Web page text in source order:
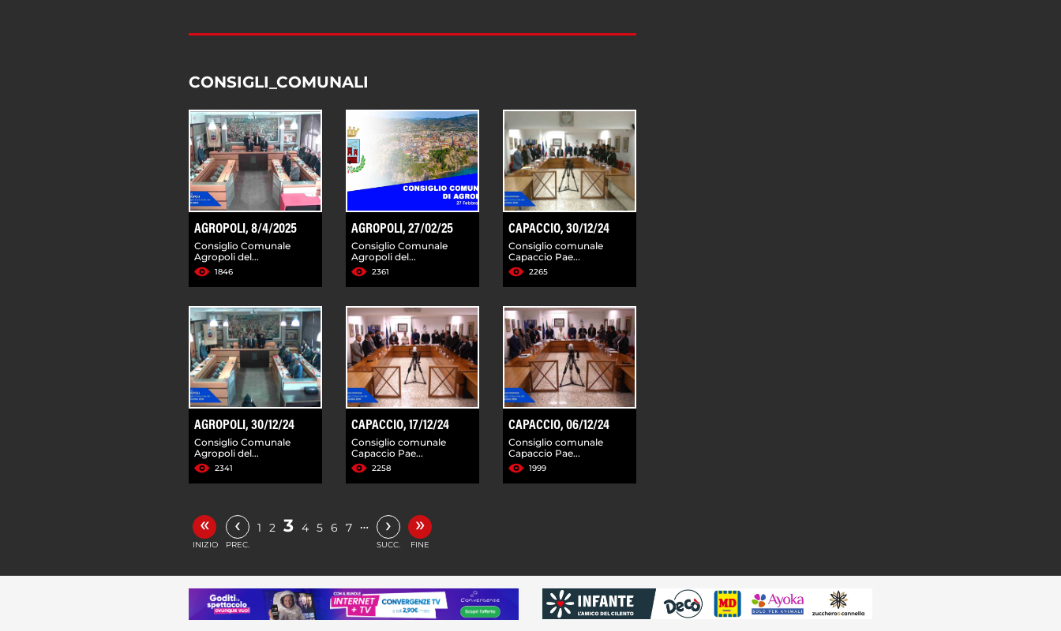
CONSIGLI_COMUNALI
AGROPOLI, 8/4/2025
Consiglio Comunale
Agropoli del...
1846
AGROPOLI, 27/02/25
Consiglio Comunale
Agropoli del...
2361
CAPACCIO, 30/12/24
Consiglio comunale
Capaccio Pae...
2265
AGROPOLI, 30/12/24
Consiglio Comunale
Agropoli del...
2341
CAPACCIO, 17/12/24
Consiglio comunale
Capaccio Pae...
2258
CAPACCIO, 06/12/24
Consiglio comunale
Capaccio Pae...
1999
«
INIZIO
‹
PREC.
1 2 3 4 5 6 7 … ›
SUCC.
»
FINE